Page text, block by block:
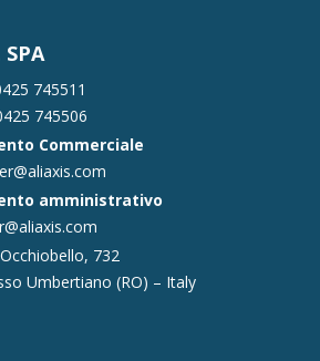
SPA
745511
745506
Commerciale
amministrativo
732
Umbertiano (RO) – Italy